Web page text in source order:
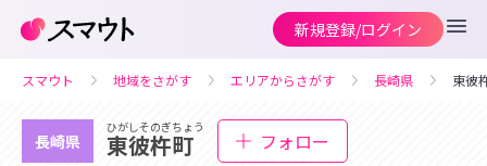
新規登録/ログイン
スマウト 地域をさがす エリアからさがす 長崎県 東彼
長崎県
ひがしそのぎちょう
東彼杵町 フォロー